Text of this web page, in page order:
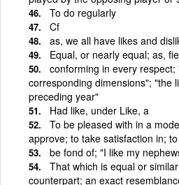
To do regularly
Cf
as, we all have likes and
Equal, or nearly equal; as,
conforming in every respect;
corresponding dimensions"; "the
preceding year"
Had like, under Like, a
To be pleased with in a
approve; to take satisfaction in;
be fond of; "I like my
That which is equal or
counterpart; an exact